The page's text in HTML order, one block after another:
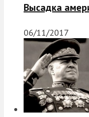
Высадка
06/11/2017